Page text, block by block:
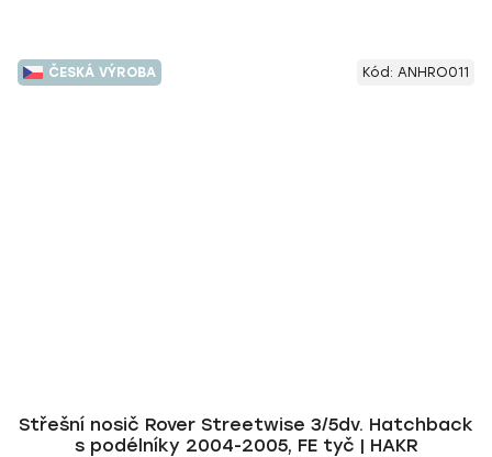
ČESKÁ VÝROBA
Střešní nosič Rover Streetwise 3/5dv. Hatchback
s podélníky 2004-2005, FE tyč | HAKR
Kód: ANHRO011